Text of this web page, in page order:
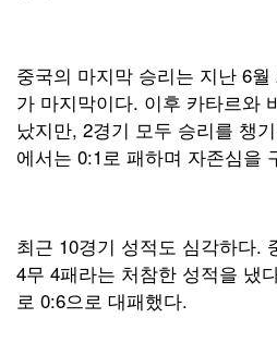
중국의 마지막 승리는 지난 6
가 마지막이다. 이후 카타르와
났지만, 2경기 모두 승리를 챙
에서는 0:1로 패하며 자존심을
최근 10경기 성적도 심각하다.
4무 4패라는 처참한 성적을 냈
로 0:6으로 대패했다.